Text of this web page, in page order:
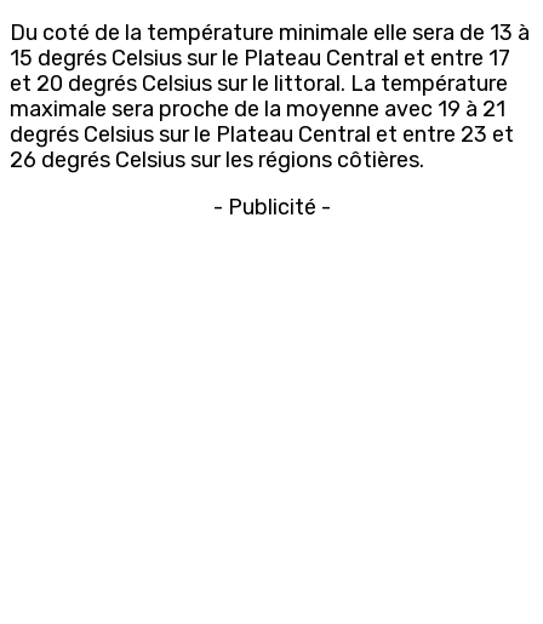
Du coté de la température minimale elle sera de 13 à
15 degrés Celsius sur le Plateau Central et entre 17
et 20 degrés Celsius sur le littoral. La température
maximale sera proche de la moyenne avec 19 à 21
degrés Celsius sur le Plateau Central et entre 23 et
26 degrés Celsius sur les régions côtières.
- Publicité -